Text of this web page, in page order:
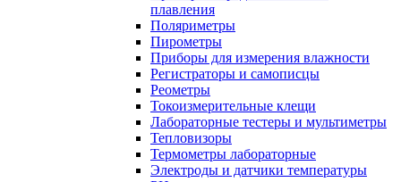
плавления
Поляриметры
Пирометры
Приборы для измерения влажности
Регистраторы и самописцы
Реометры
Токоизмерительные клещи
Лабораторные тестеры и мультиметры
Тепловизоры
Термометры лабораторные
Электроды и датчики температуры